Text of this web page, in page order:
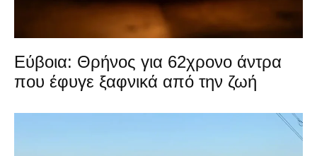
Εύβοια: Θρήνος για 62χρονο άντρα
που έφυγε ξαφνικά από την ζωή